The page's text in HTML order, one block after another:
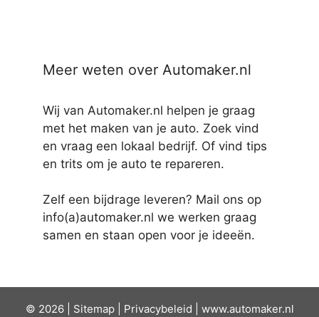
Meer weten over Automaker.nl
Wij van Automaker.nl helpen je graag
met het maken van je auto. Zoek vind
en vraag een lokaal bedrijf. Of vind tips
en trits om je auto te repareren.
Zelf een bijdrage leveren? Mail ons op
info(a)automaker.nl we werken graag
samen en staan open voor je ideeën.
© 2026 | Sitemap| Privacybeleid www.automaker.nl